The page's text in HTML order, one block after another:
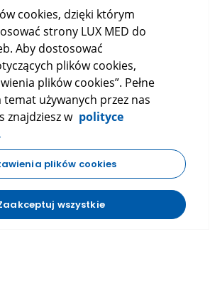
Warszawa
cookies, dzięki którym
strony LUX MED do
Aby dostosować
plików cookies,
plików cookies”. Pełne
używanych przez nas
znajdziesz w polityce
plików cookies
wszystkie